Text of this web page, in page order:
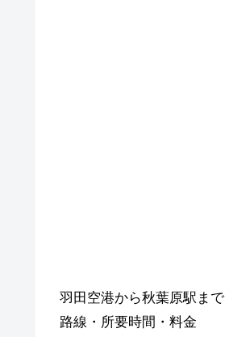
羽田空港から秋葉原駅まで
路線・所要時間・料金